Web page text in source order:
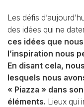
Les défis
des idées qui ne
ces idées que
l’inspiration nous
En disant cela,
lesquels nous
« Piazza » dans
éléments. Lieux qui